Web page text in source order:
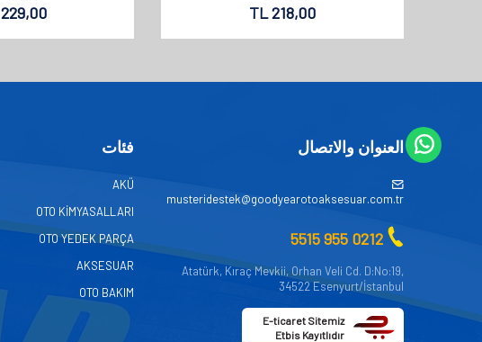
218,00
TL
229,00
العنوان والاتصال
musteridestek@goodyearotoaksesuar.com.tr
0212 955 5515
Atatürk, Kıraç Mevkii, Orhan Veli Cd. D:No:19,
34522 Esenyurt/İstanbul
E-ticaret Sitemiz
Etbis Kayıtlıdır
فئات
AKÜ
OTO KİMYASALLARI
OTO YEDEK PARÇA
AKSESUAR
OTO BAKIM